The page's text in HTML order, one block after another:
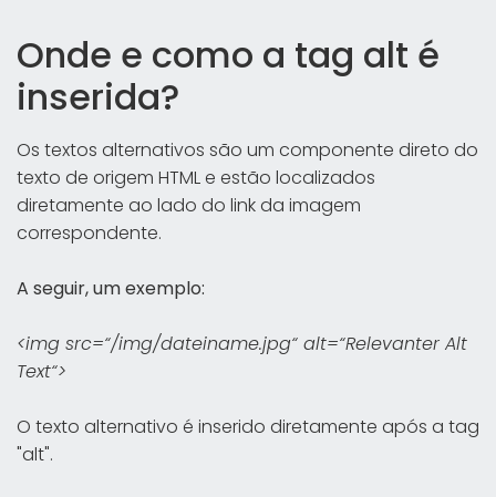
Onde e como a tag alt é
inserida?
Os textos alternativos são um componente direto do
texto de origem HTML e estão localizados
diretamente ao lado do link da imagem
correspondente.
A seguir, um exemplo:
<img src=“/img/dateiname.jpg“ alt=“Relevanter Alt
Text“>
O texto alternativo é inserido diretamente após a tag
"alt".